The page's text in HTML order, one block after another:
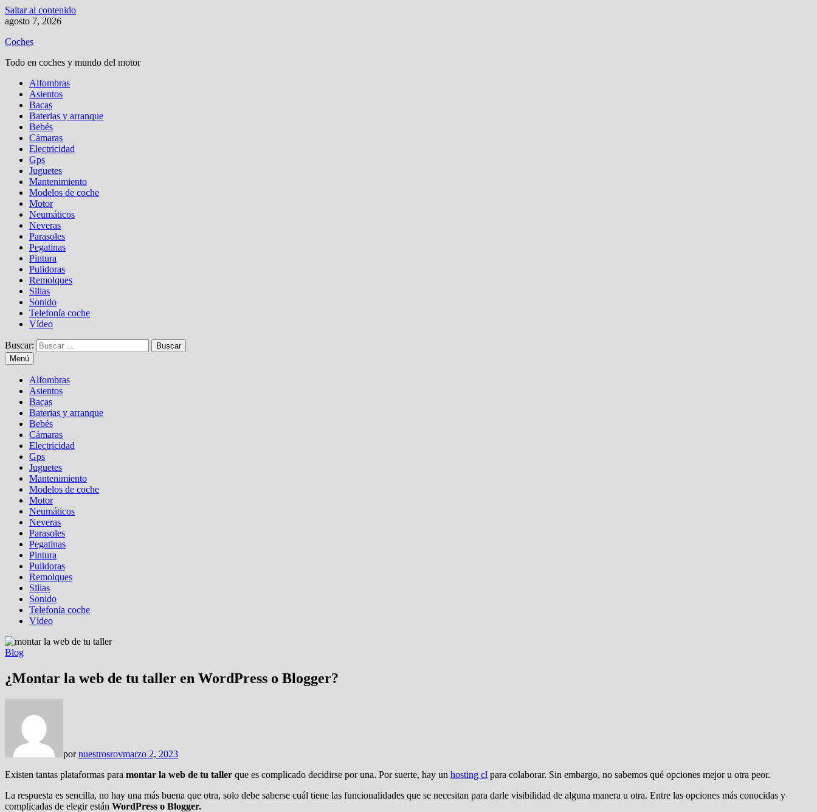
Saltar al contenido
agosto 7, 2026
Coches
Todo en coches y mundo del motor
Alfombras
Asientos
Bacas
Baterias y arranque
Bebés
Cámaras
Electricidad
Gps
Juguetes
Mantenimiento
Modelos de coche
Motor
Neumáticos
Neveras
Parasoles
Pegatinas
Pintura
Pulidoras
Remolques
Sillas
Sonido
Telefonía coche
Vídeo
Buscar:
Menú
Alfombras
Asientos
Bacas
Baterias y arranque
Bebés
Cámaras
Electricidad
Gps
Juguetes
Mantenimiento
Modelos de coche
Motor
Neumáticos
Neveras
Parasoles
Pegatinas
Pintura
Pulidoras
Remolques
Sillas
Sonido
Telefonía coche
Vídeo
Blog
¿Montar la web de tu taller en WordPress o Blogger?
pornuestrosrovmarzo 2, 2023
Existen tantas plataformas para montar la web de tu taller que es complicado decidirse por una. Por suerte, hay un hosting cl para colaborar. Sin embargo, no sabemos qué opciones mejor u otra peor.
La respuesta es sencilla, no hay una más buena que otra, solo debe saberse cuál tiene las funcionalidades que se necesitan para darle visibilidad de alguna manera u otra. Entre las opciones más conocidas y
complicadas de elegir están WordPress o Blogger.